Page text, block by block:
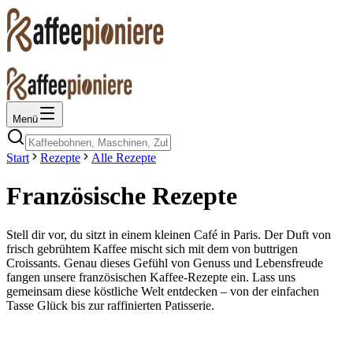
Menü
Start Rezepte Alle Rezepte
Französische Rezepte
Stell dir vor, du sitzt in einem kleinen Café in Paris. Der Duft von
frisch gebrühtem Kaffee mischt sich mit dem von buttrigen
Croissants. Genau dieses Gefühl von Genuss und Lebensfreude
fangen unsere französischen Kaffee-Rezepte ein. Lass uns
gemeinsam diese köstliche Welt entdecken – von der einfachen
Tasse Glück bis zur raffinierten Patisserie.